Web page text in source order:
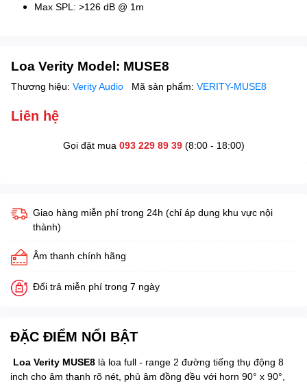
Max SPL: >126 dB @ 1m
Loa Verity Model: MUSE8
Thương hiệu: Verity Audio Mã sản phẩm: VERITY-MUSE8
Liên hệ
Gọi đặt mua 093 229 89 39(8:00 - 18:00)
Giao hàng miễn phí trong 24h (chỉ áp dụng khu vực nội
thành)
Âm thanh chính hãng
Đổi trả miễn phí trong 7 ngày
ĐẶC ĐIỂM NỔI BẬT
Loa Verity MUSE8 là loa full - range 2 đường tiếng thụ động 8
inch cho âm thanh rõ nét, phủ âm đồng đều với horn 90° x 90°,